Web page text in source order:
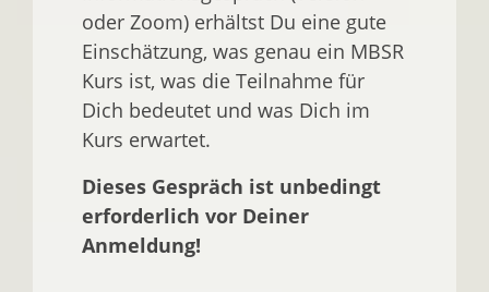
oder Zoom) erhältst Du eine gute
Einschätzung, was genau ein MBSR
Kurs ist, was die Teilnahme für
Dich bedeutet und was Dich im
Kurs erwartet.
Dieses Gespräch ist unbedingt
erforderlich vor Deiner
Anmeldung!